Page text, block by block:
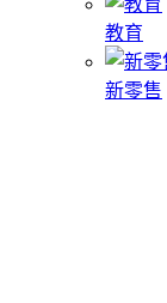
教育
新零售